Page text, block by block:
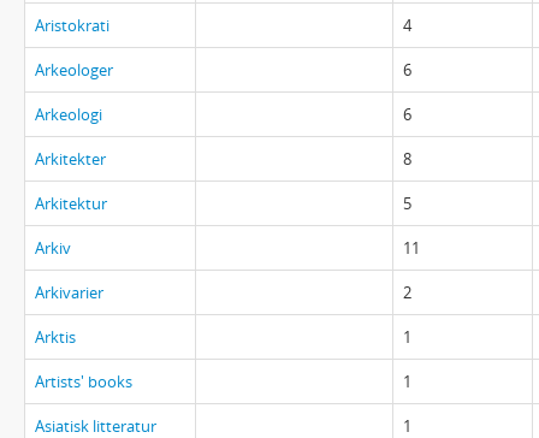
Aristokrati 4
Arkeologer 6
Arkeologi 6
Arkitekter 8
Arkitektur 5
Arkiv 11
Arkivarier 2
Arktis 1
Artists' books 1
Asiatisk litteratur 1